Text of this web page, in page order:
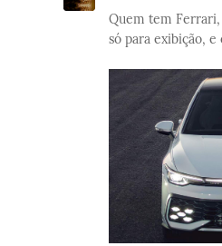
Quem tem
só para exibição, e